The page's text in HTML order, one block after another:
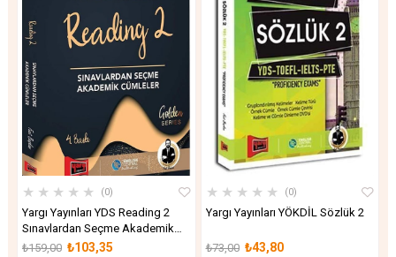
★ ★ ★ ★ ★ 0
Yargı Yayınları YDS Reading 2
Sınavlardan Seçme Akademik
Cümleler ₺103,35
₺159,00
★ ★ ★ ★ ★ 0
Yargı Yayınları YÖKDİL Sözlük 2
₺43,80
₺73,00